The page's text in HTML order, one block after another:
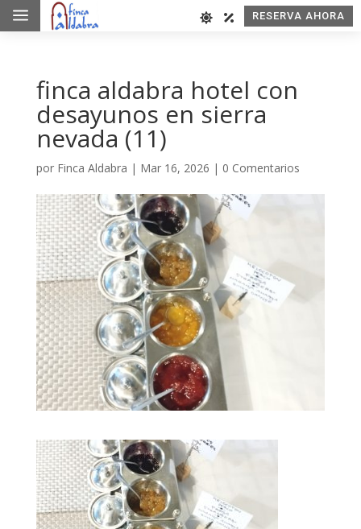
a RESERVA AHORA
finca aldabra hotel con
desayunos en sierra
nevada (11)
por Finca Aldabra | Mar 16, 2026 | 0 Comentarios